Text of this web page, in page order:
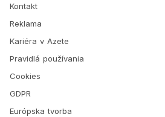
Kontakt
Reklama
Kariéra v Azete
Pravidlá používania
Cookies
GDPR
Európska tvorba